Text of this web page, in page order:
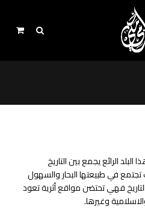
الرائع يجمع بين التاريخ
في طبيعتها البحار والسهول
فهي تحتضن مواقع أثرية تعود
وغيرها.